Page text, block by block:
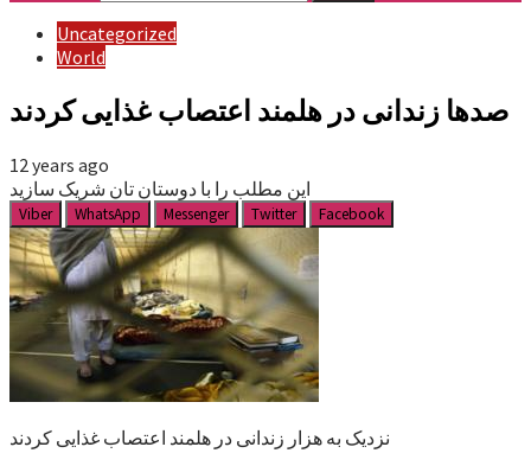
Uncategorized
World
صدها زندانی در هلمند اعتصاب غذایی کردند
12 years ago
این مطلب را با دوستان تان شریک سازید
Viber WhatsApp Messenger Twitter Facebook
نزدیک به هزار زندانی در هلمند اعتصاب غذایی کردند